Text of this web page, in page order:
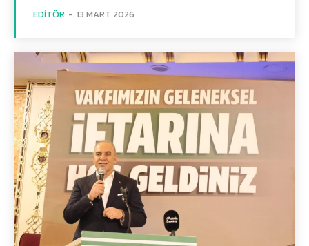
EDITÖR - 13 MART 2026